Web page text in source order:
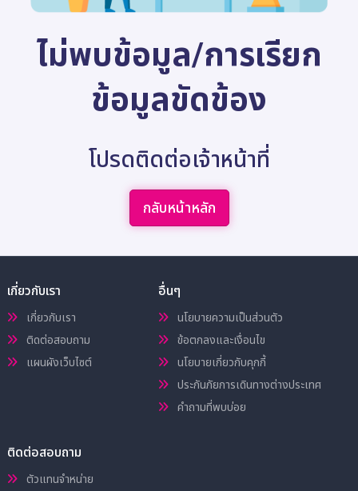
ไม่พบข้อมูล/การเรียก
ข้อมูลขัดข้อง
โปรดติดต่อเจ้าหน้าที่
กลับหน้าหลัก
เกี่ยวกับเรา
เกี่ยวกับเรา
ติดต่อสอบถาม
แผนผังเว็บไซต์
อื่นๆ
นโยบายความเป็นส่วนตัว
ข้อตกลงและเงื่อนไข
นโยบายเกี่ยวกับคุกกี้
ประกันภัยการเดินทางต่างประเทศ
คำถามที่พบบ่อย
ติดต่อสอบถาม
ตัวแทนจำหน่าย